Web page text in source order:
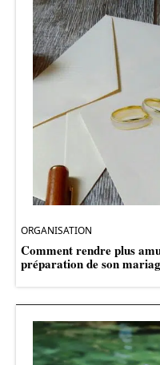
ORGANISATION
Comment rendre plus
préparation de son